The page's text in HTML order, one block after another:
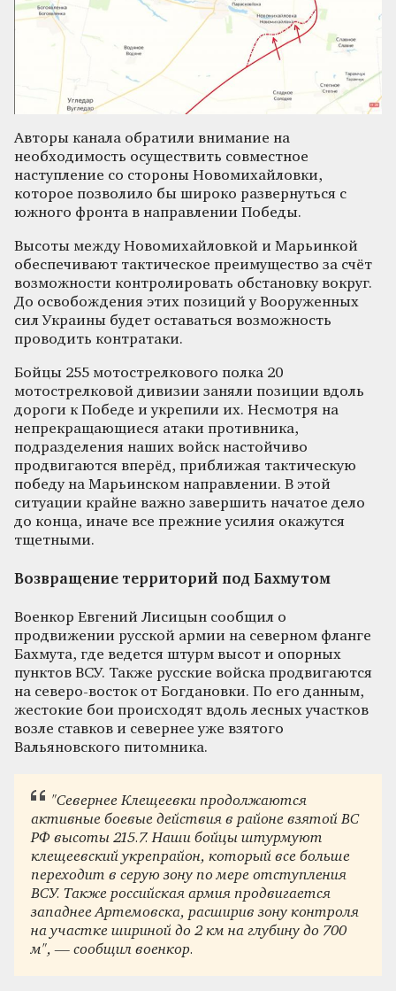
Авторы канала обратили внимание на
необходимость осуществить совместное
наступление со стороны Новомихайловки,
которое позволило бы широко развернуться с
южного фронта в направлении Победы.
Высоты между Новомихайловкой и Марьинкой
обеспечивают тактическое преимущество за счёт
возможности контролировать обстановку вокруг.
До освобождения этих позиций у Вооруженных
сил Украины будет оставаться возможность
проводить контратаки.
Бойцы 255 мотострелкового полка 20
мотострелковой дивизии заняли позиции вдоль
дороги к Победе и укрепили их. Несмотря на
непрекращающиеся атаки противника,
подразделения наших войск настойчиво
продвигаются вперёд, приближая тактическую
победу на Марьинском направлении. В этой
ситуации крайне важно завершить начатое дело
до конца, иначе все прежние усилия окажутся
тщетными.
Возвращение территорий под Бахмутом
Военкор Евгений Лисицын сообщил о
продвижении русской армии на северном фланге
Бахмута, где ведется штурм высот и опорных
пунктов ВСУ. Также русские войска продвигаются
на северо-восток от Богдановки. По его данным,
жестокие бои происходят вдоль лесных участков
возле ставков и севернее уже взятого
Вальяновского питомника.
"Севернее Клещеевки продолжаются
активные боевые действия в районе взятой ВС
РФ высоты 215.7. Наши бойцы штурмуют
клещеевский укрепрайон, который все больше
переходит в серую зону по мере отступления
ВСУ. Также российская армия продвигается
западнее Артемовска, расширив зону контроля
на участке шириной до 2 км на глубину до 700
м", — сообщил военкор.